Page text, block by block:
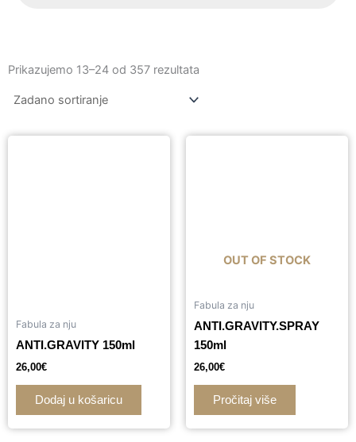
Prikazujemo 13–24 od 357 rezultata
Fabula za nju
ANTI.GRAVITY 150ml
26,00€
Dodaj u košaricu
OUT OF STOCK
Fabula za nju
ANTI.GRAVITY.SPRAY
150ml
26,00€
Pročitaj više